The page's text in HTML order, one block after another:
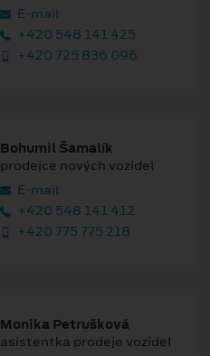
E‑mail
+420 548 141 425
+420 725 836 096
Bohumil Šamalík
prodejce nových vozidel
E‑mail
+420 548 141 412
+420 775 775 218
Monika Petrušková
asistentka prodeje vozidel